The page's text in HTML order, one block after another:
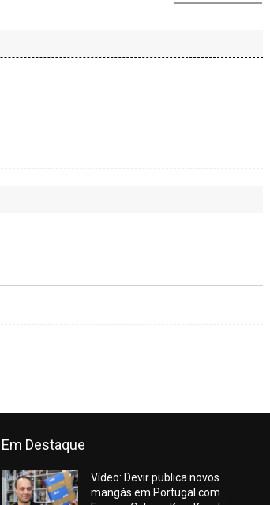
Em Destaque
Vídeo: Devir publica novos
mangás em Portugal com